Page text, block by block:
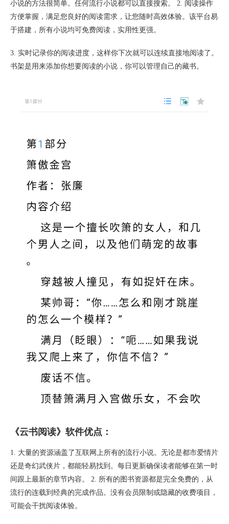
小说的方法很简单。任何流行小说都可以直接搜索。 2. 阅读操作
方便掌握，满足您良好的阅读需求，让您随时高效体验。该平台易
于搭建，所有小说均可免费阅读，实用性更强。
3. 实时记录你的阅读进度，这样你下次就可以连续直接地阅读了。
书架是用来添加你想要阅读的小说，你可以管理自己的藏书。
《云书阅读》软件优点：
1. 大量的资源涵盖了互联网上所有的流行小说。无论是都市爱情片
还是奇幻武侠片，都能轻易找到。每日更新确保读者能够在第一时
间跟上最新的章节内容。 2. 所有的图书资源都是完全免费的，从
流行的连载到经典的完成作品。没有会员限制或隐藏的收费项目，
可能会干扰阅读体验。